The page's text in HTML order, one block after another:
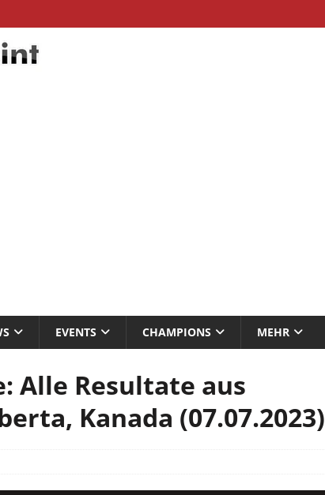
EVENTS CHAMPIONS MEHR
Alle Resultate aus
Kanada (07.07.2023)